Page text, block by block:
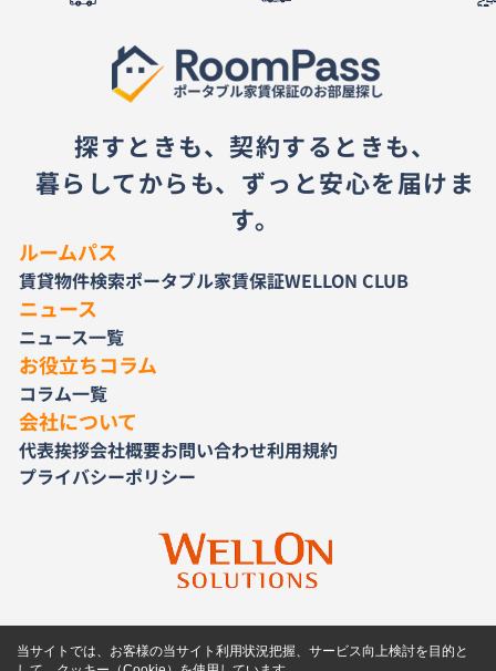
探すときも、契約するときも、
暮らしてからも、ずっと安心を届けま
す。
ルームパス
賃貸物件検索ポータブル家賃保証WELLON CLUB
ニュース
ニュース一覧
お役立ちコラム
コラム一覧
会社について
代表挨拶会社概要お問い合わせ利用規約
プライバシーポリシー
当サイトでは、お客様の当サイト利用状況把握、サービス向上検討を目的と